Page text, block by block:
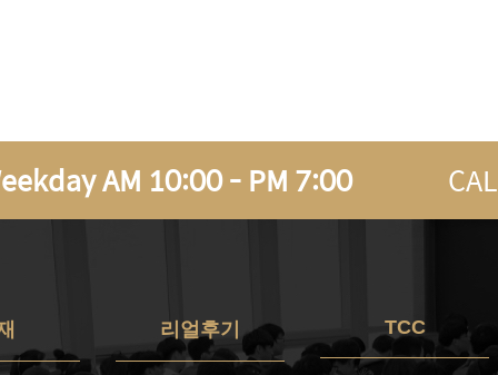
AM 10:00 - PM 7:00
리얼후기 TCC